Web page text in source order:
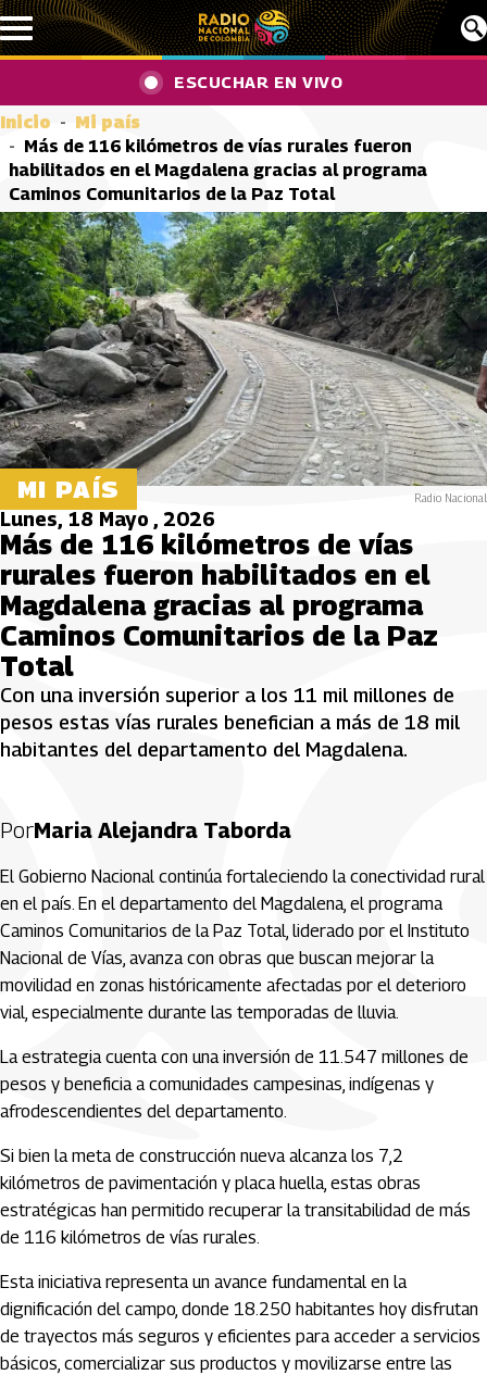
Pasar al contenido principal
ESCUCHAR EN VIVO
Inicio
Mi país
Más de 116 kilómetros de vías rurales fueron
habilitados en el Magdalena gracias al programa
Caminos Comunitarios de la Paz Total
MI PAÍS Radio Nacional
Lunes, 18 Mayo , 2026
Más de 116 kilómetros de vías
rurales fueron habilitados en el
Magdalena gracias al programa
Caminos Comunitarios de la Paz
Total
Con una inversión superior a los 11 mil millones de
pesos estas vías rurales benefician a más de 18 mil
habitantes del departamento del Magdalena.
PorMaria Alejandra Taborda
El Gobierno Nacional continúa fortaleciendo la conectividad rural
en el país. En el departamento del Magdalena, el programa
Caminos Comunitarios de la Paz Total, liderado por el Instituto
Nacional de Vías, avanza con obras que buscan mejorar la
movilidad en zonas históricamente afectadas por el deterioro
vial, especialmente durante las temporadas de lluvia.
La estrategia cuenta con una inversión de 11.547 millones de
pesos y beneficia a comunidades campesinas, indígenas y
afrodescendientes del departamento.
Si bien la meta de construcción nueva alcanza los 7,2
kilómetros de pavimentación y placa huella, estas obras
estratégicas han permitido recuperar la transitabilidad de más
de 116 kilómetros de vías rurales.
Esta iniciativa representa un avance fundamental en la
dignificación del campo, donde 18.250 habitantes hoy disfrutan
de trayectos más seguros y eficientes para acceder a servicios
básicos, comercializar sus productos y movilizarse entre las